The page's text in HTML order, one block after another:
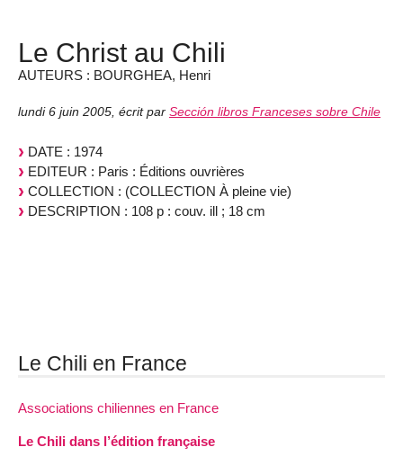
Le Christ au Chili
AUTEURS : BOURGHEA, Henri
lundi 6 juin 2005, écrit par Sección libros Franceses sobre Chile
DATE : 1974
EDITEUR : Paris : Éditions ouvrières
COLLECTION : (COLLECTION À pleine vie)
DESCRIPTION : 108 p : couv. ill ; 18 cm
Le Chili en France
Associations chiliennes en France
Le Chili dans l’édition française